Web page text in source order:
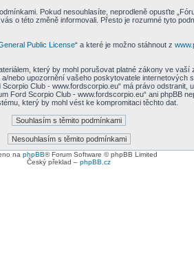
Pokud nesouhlasíte, neprodleně opusťte
o této změně informovali. Přesto je rozumné tyto
Public License“ a které je možno stáhnout z
který by mohl porušovat platné zákony ve
upozornění vašeho poskytovatele
Club - www.fordscorpio.eu“ má právo
Ford Scorpio Club - www.fordscorpio.eu“ ani phpBB
který by mohl vést ke kompromitaci těchto dat.
na phpBB® Forum Software © phpBB Limited
Český překlad – phpBB.cz